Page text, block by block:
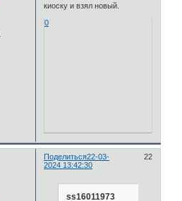
киоску и взял новый.
0
Поделиться 22
22-03-
2024 13:42:30
ss16011973